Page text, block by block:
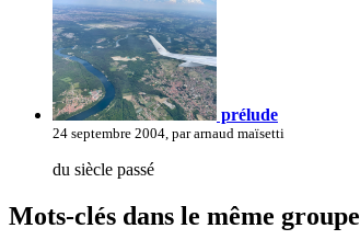
prélude
24 septembre 2004, par arnaud maïsetti
du siècle passé
Mots-clés dans le même groupe